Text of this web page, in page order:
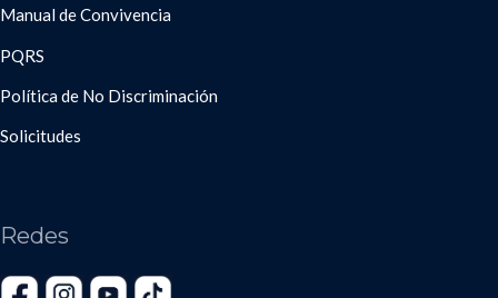
Manual de Convivencia
PQRS
Política de No Discriminación
Solicitudes
Redes